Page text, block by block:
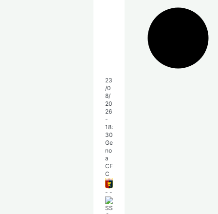
23
/0
8/
20
26
-
18:
30
Ge
no
a
CF
C
- -